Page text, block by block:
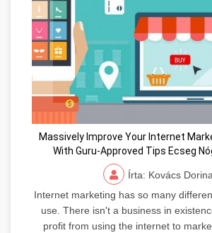
Massively Improve Your Internet
With Guru-Approved Tips Ecseg
Írta: Kovács
Internet marketing has so many
use. There isn't a business in
profit from using the internet to